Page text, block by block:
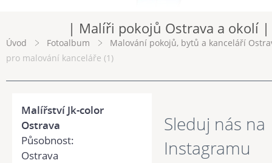
| Malíři pokojů Ostrava a okolí |
Úvod Fotoalbum
Malování pokojů, bytů a kanceláří
pro malování kanceláře (1)
Malířství Jk-color
Ostrava
Působnost:
Ostrava
Sleduj nás na
Instagramu